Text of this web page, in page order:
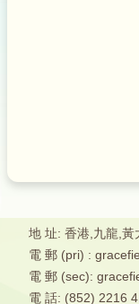
地 址: 香港,九龍,黃
電 郵 (pri) :
電 郵 (sec):
電 話: (852) 2216